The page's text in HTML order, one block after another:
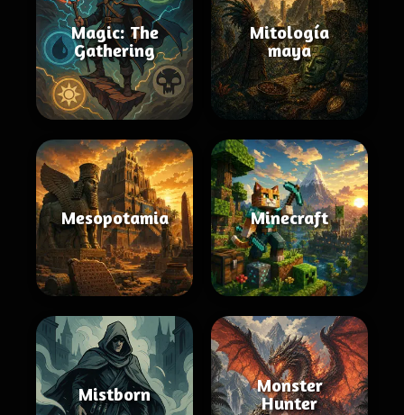
Magic: The
Gathering
Mitología
maya
Mesopotamia Minecraft
Mistborn
Monster
Hunter